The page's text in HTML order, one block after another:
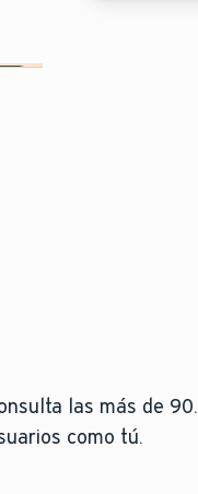
las más de
como tú.